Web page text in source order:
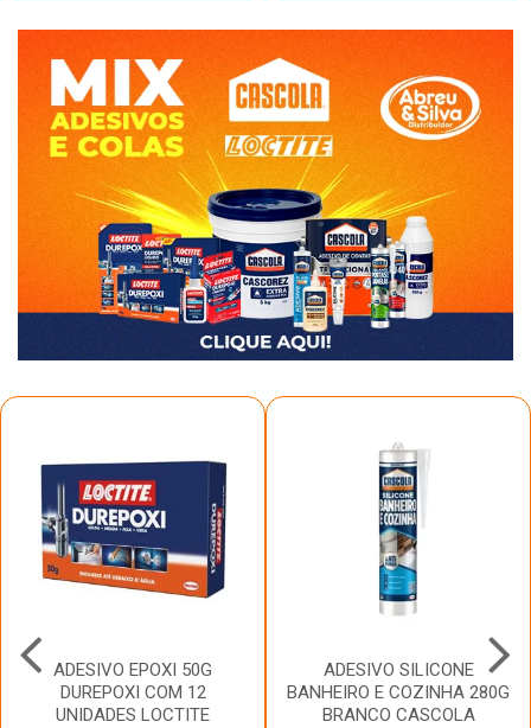
ADESIVO EPOXI 50G
DUREPOXI COM 12
UNIDADES LOCTITE
ADESIVO SILICONE
BANHEIRO E COZINHA 280G
BRANCO CASCOLA